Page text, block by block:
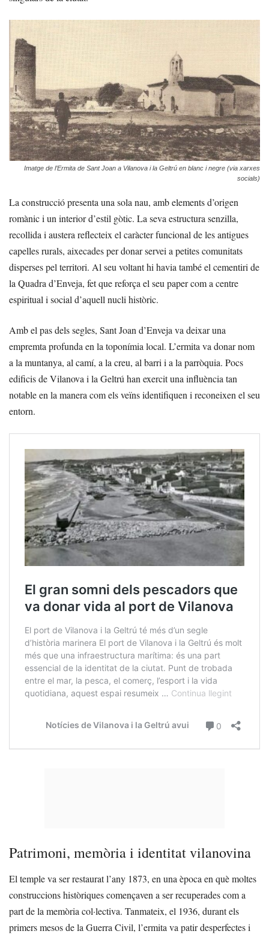
Imatge de l’Ermita de Sant Joan a Vilanova i la Geltrú en blanc i negre (via xarxes
socials)
La construcció presenta una sola nau, amb elements d’origen
romànic i un interior d’estil gòtic. La seva estructura senzilla,
recollida i austera reflecteix el caràcter funcional de les antigues
capelles rurals, aixecades per donar servei a petites comunitats
disperses pel territori. Al seu voltant hi havia també el cementiri de
la Quadra d’Enveja, fet que reforça el seu paper com a centre
espiritual i social d’aquell nucli històric.
Amb el pas dels segles, Sant Joan d’Enveja va deixar una
empremta profunda en la toponímia local. L’ermita va donar nom
a la muntanya, al camí, a la creu, al barri i a la parròquia. Pocs
edificis de Vilanova i la Geltrú han exercit una influència tan
notable en la manera com els veïns identifiquen i reconeixen el seu
entorn.
Patrimoni, memòria i identitat vilanovina
El temple va ser restaurat l’any 1873, en una època en què moltes
construccions històriques començaven a ser recuperades com a
part de la memòria col·lectiva. Tanmateix, el 1936, durant els
primers mesos de la Guerra Civil, l’ermita va patir desperfectes i